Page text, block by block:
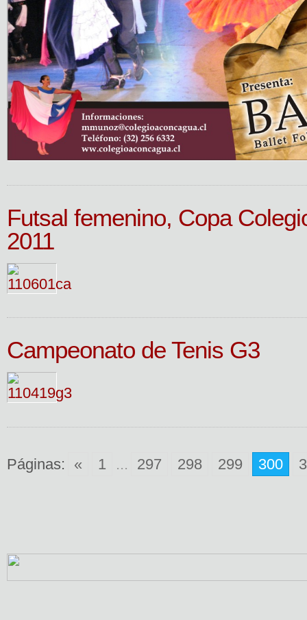
Futsal femenino, Copa
2011
Campeonato de Tenis G3
Páginas: « 1 ... 297 298 299 300